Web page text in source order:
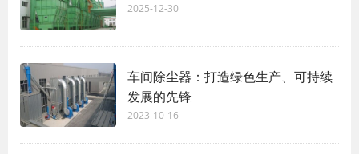
2025-12-30
车间除尘器：打造绿色生产、可持续
发展的先锋
2023-10-16